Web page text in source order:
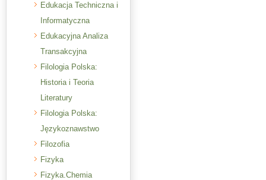
Edukacja Techniczna i
Informatyczna
Edukacyjna Analiza
Transakcyjna
Filologia Polska:
Historia i Teoria
Literatury
Filologia Polska:
Językoznawstwo
Filozofia
Fizyka
Fizyka.Chemia